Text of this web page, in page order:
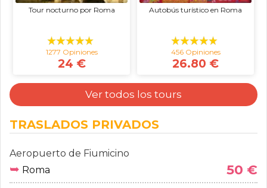
Tour nocturno por Roma
1277 Opiniones
24 €
Autobús turístico en Roma
456 Opiniones
26.80 €
Ver todos los tours
TRASLADOS PRIVADOS
Aeropuerto de Fiumicino
➥ Roma 50 €